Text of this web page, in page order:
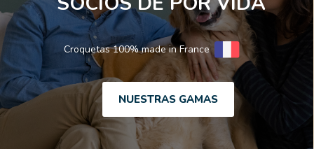
Croquetas 100% made in France
NUESTRAS GAMAS